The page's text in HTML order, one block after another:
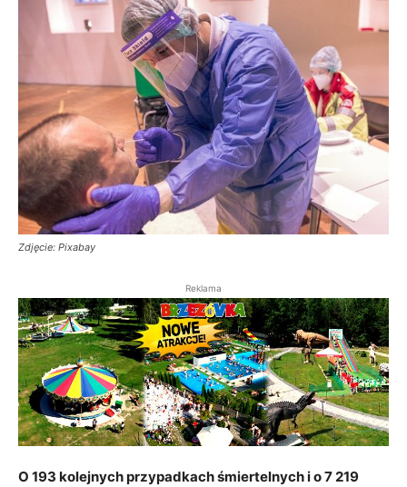
Zdjęcie: Pixabay
Reklama
O 193 kolejnych przypadkach śmiertelnych i o 7 219